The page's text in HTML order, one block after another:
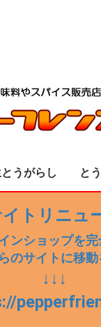
うがらし
うがらし全商品
ーニョ
ネロ
赤唐辛子 甘口
赤唐辛子 辛口
ーノ
ト・ジョロキア
キーヌ
ニダード・スコーピ
チ・テイラー
ロライナ・リーパー
辛子
ゴンズ・ブレス
と
トリニュ
ンショップを
のサイトに移動
↓↓↓